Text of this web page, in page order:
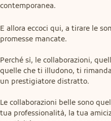
contemporanea.
E allora eccoci qui, a tirare le
promesse mancate.
Perché sì, le collaborazioni,
quelle che ti illudono, ti
un prestigiatore distratto.
Le collaborazioni belle sono
tua professionalità, la tua